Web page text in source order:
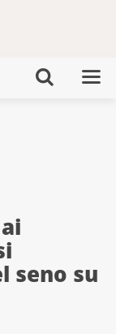
seno su